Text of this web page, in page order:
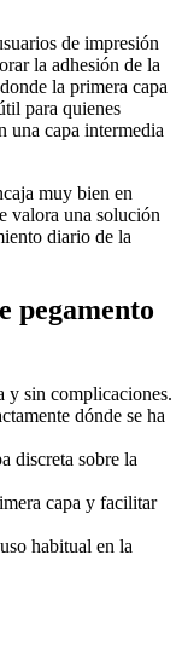
de impresión
la adhesión de la
la primera capa
para quienes
una capa intermedia
muy bien en
valora una solución
diario de la
pegamento
y sin complicaciones.
dónde se ha
discreta sobre la
capa y facilitar
habitual en la